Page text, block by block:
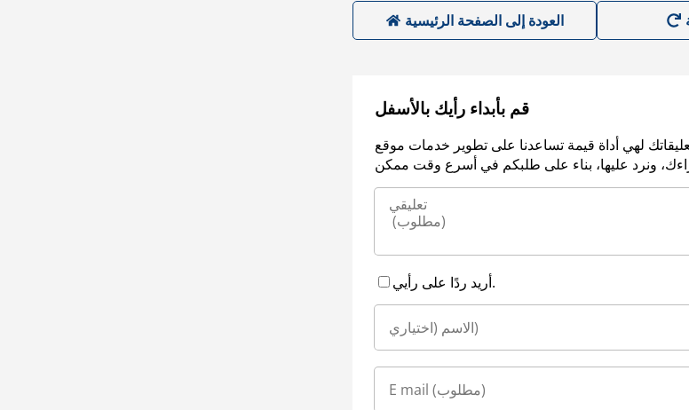
العودة إلى الصفحة الرئيسية
قم بأبداء رأيك بالأسفل
لهي أداة قيمة تساعدنا على تطوير خدمات موقع
أريد ردًا على رأيي.